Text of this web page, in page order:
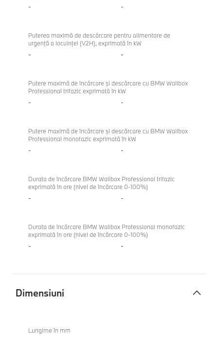
- -
Puterea maximă de descărcare pentru alimentare de
urgenţă a locuinţei (V2H), exprimată în kW
- -
Putere maximă de încărcare şi descărcare cu BMW Wallbox
Professional trifazic exprimată în kW
- -
Putere maximă de încărcare şi descărcare cu BMW Wallbox
Professional monofazic exprimată în kW
- -
Durata de încărcare BMW Wallbox Professional trifazic
exprimată în ore (nivel de încărcare 0-100%)
- -
Durata de încărcare BMW Wallbox Professional monofazic
exprimată în ore (nivel de încărcare 0-100%)
- -
Dimensiuni
Lungime în mm